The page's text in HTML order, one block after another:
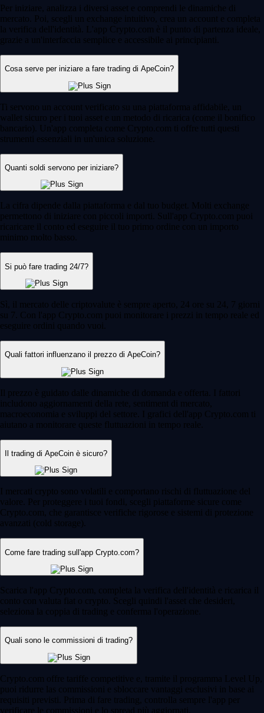
Per iniziare, analizza i diversi asset e comprendi le dinamiche di
mercato. Poi, scegli un exchange intuitivo, crea un account e completa
la verifica dell'identità. L'app Crypto.com è il punto di partenza ideale,
grazie a un'interfaccia semplice e accessibile ai principianti.
Cosa serve per iniziare a fare trading di ApeCoin?
Ti servono un account verificato su una piattaforma affidabile, un
wallet sicuro per i tuoi asset e un metodo di ricarica (come il bonifico
bancario). Un'app completa come Crypto.com ti offre tutti questi
strumenti essenziali in un'unica soluzione.
Quanti soldi servono per iniziare?
La cifra dipende dalla piattaforma e dal tuo budget. Molti exchange
permettono di iniziare con piccoli importi. Sull'app Crypto.com puoi
ricaricare il conto ed eseguire il tuo primo ordine con un importo
minimo molto basso.
Si può fare trading 24/7?
Sì, il mercato delle criptovalute è sempre aperto, 24 ore su 24, 7 giorni
su 7. Con l'app Crypto.com puoi monitorare i prezzi in tempo reale ed
eseguire ordini quando vuoi.
Quali fattori influenzano il prezzo di ApeCoin?
Il prezzo è guidato dalle dinamiche di domanda e offerta. I fattori
includono aggiornamenti della rete, sentiment di mercato,
macroeconomia e sviluppi del settore. I grafici dell'app Crypto.com ti
aiutano a monitorare queste fluttuazioni in tempo reale.
Il trading di ApeCoin è sicuro?
I mercati crypto sono volatili e comportano rischi di fluttuazione del
valore. Per proteggere i tuoi fondi, scegli piattaforme sicure come
Crypto.com, che garantisce verifiche rigorose e sistemi di protezione
avanzati (cold storage).
Come fare trading sull'app Crypto.com?
Scarica l'app Crypto.com, completa la verifica dell'identità e ricarica il
conto con valuta fiat o crypto. Scegli quindi l'asset che desideri,
seleziona la coppia di trading e conferma l'operazione.
Quali sono le commissioni di trading?
Crypto.com offre tariffe competitive e, tramite il programma Level Up,
puoi ridurre las commissioni e sbloccare vantaggi esclusivi in base ai
requisiti previsti. Prima di fare trading, controlla sempre l'app per
verificare le commissioni e lo spread più aggiornati.